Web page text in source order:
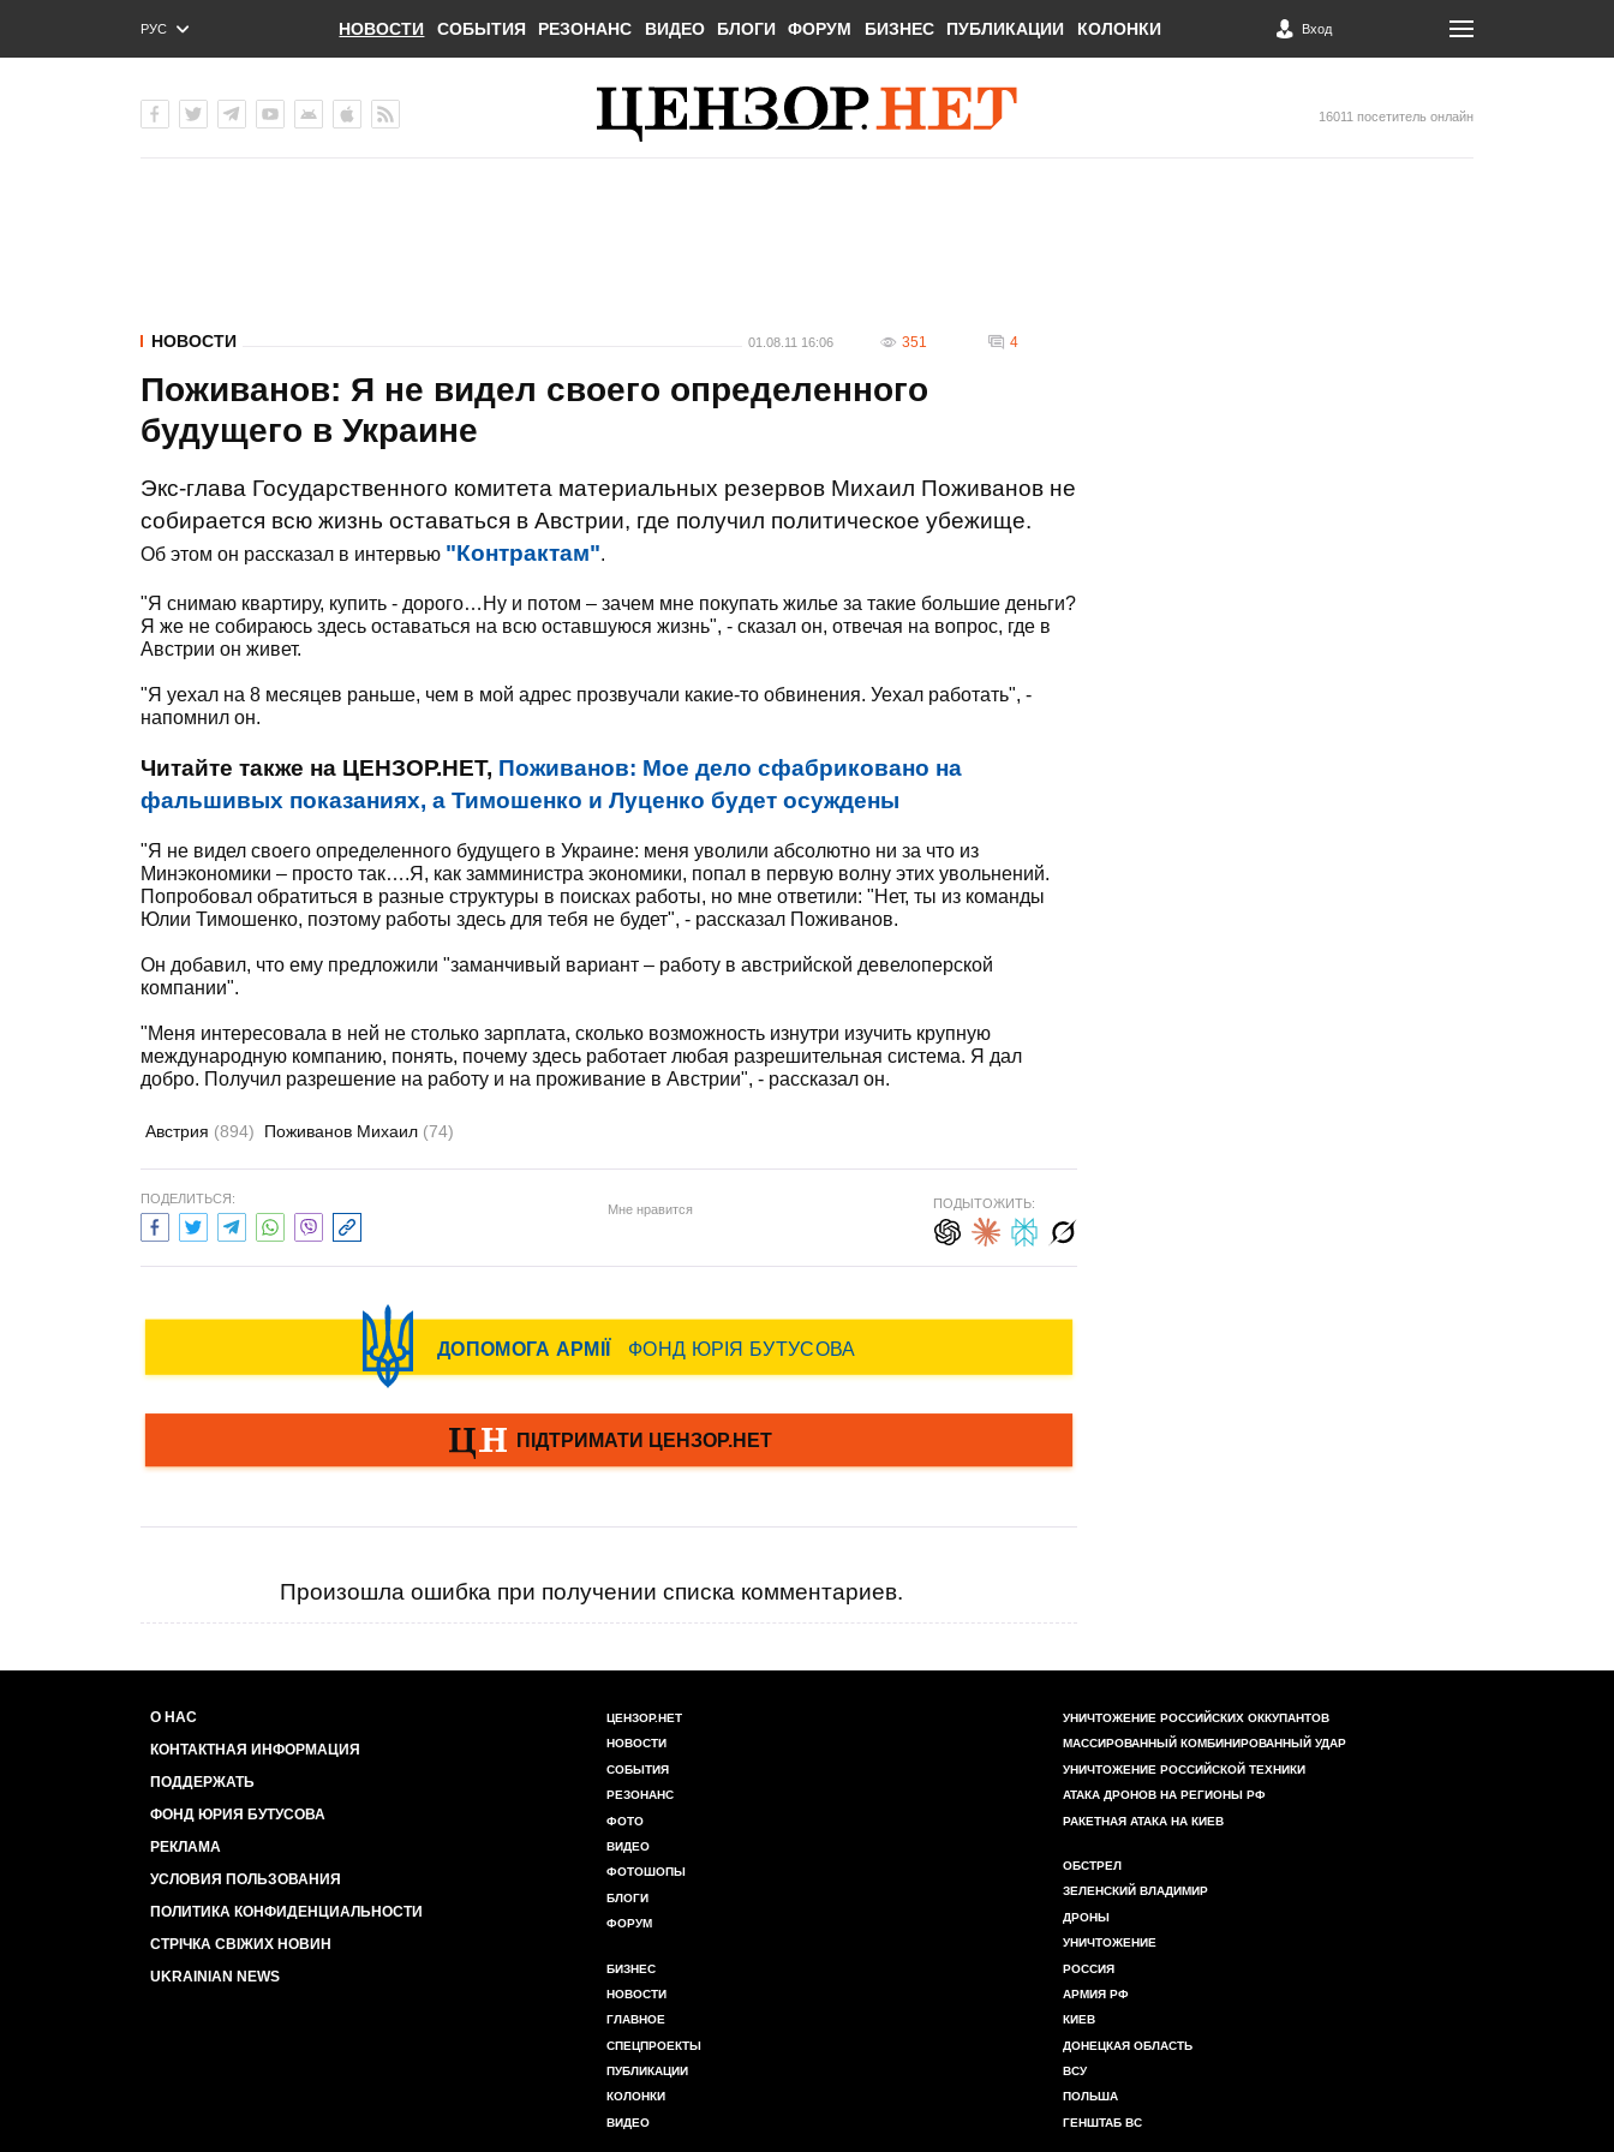
РУС
ENG
НОВОСТИ СОБЫТИЯ РЕЗОНАНС ВИДЕО БЛОГИ ФОРУМ БИЗНЕС ПУБЛИКАЦИИ КОЛОНКИ Вход
16011 посетитель онлайн
НОВОСТИ 01.08.11 16:06 351 4
Поживанов: Я не видел своего определенного
будущего в Украине
Экс-глава Государственного комитета материальных резервов Михаил Поживанов не
собирается всю жизнь оставаться в Австрии, где получил политическое убежище.
Об этом он рассказал в интервью "Контрактам".
"Я снимаю квартиру, купить - дорого…Ну и потом – зачем мне покупать жилье за такие большие деньги?
Я же не собираюсь здесь оставаться на всю оставшуюся жизнь", - сказал он, отвечая на вопрос, где в
Австрии он живет.
"Я уехал на 8 месяцев раньше, чем в мой адрес прозвучали какие-то обвинения. Уехал работать", -
напомнил он.
Читайте также на ЦЕНЗОР.НЕТ, Поживанов: Мое дело сфабриковано на
фальшивых показаниях, а Тимошенко и Луценко будет осуждены
"Я не видел своего определенного будущего в Украине: меня уволили абсолютно ни за что из
Минэкономики – просто так….Я, как замминистра экономики, попал в первую волну этих увольнений.
Попробовал обратиться в разные структуры в поисках работы, но мне ответили: "Нет, ты из команды
Юлии Тимошенко, поэтому работы здесь для тебя не будет", - рассказал Поживанов.
Он добавил, что ему предложили "заманчивый вариант – работу в австрийской девелоперской
компании".
"Меня интересовала в ней не столько зарплата, сколько возможность изнутри изучить крупную
международную компанию, понять, почему здесь работает любая разрешительная система. Я дал
добро. Получил разрешение на работу и на проживание в Австрии", - рассказал он.
Австрия (894) Поживанов Михаил (74)
ПОДЕЛИТЬСЯ:
Мне нравится ПОДЫТОЖИТЬ:
Произошла ошибка при получении списка комментариев.
О НАС
КОНТАКТНАЯ ИНФОРМАЦИЯ
ПОДДЕРЖАТЬ
ФОНД ЮРИЯ БУТУСОВА
РЕКЛАМА
УСЛОВИЯ ПОЛЬЗОВАНИЯ
ПОЛИТИКА КОНФИДЕНЦИАЛЬНОСТИ
СТРІЧКА СВІЖИХ НОВИН
UKRAINIAN NEWS
ЦЕНЗОР.НЕТ
НОВОСТИ
СОБЫТИЯ
РЕЗОНАНС
ФОТО
ВИДЕО
ФОТОШОПЫ
БЛОГИ
ФОРУМ
БИЗНЕС
НОВОСТИ
ГЛАВНОЕ
СПЕЦПРОЕКТЫ
ПУБЛИКАЦИИ
КОЛОНКИ
ВИДЕО
УНИЧТОЖЕНИЕ РОССИЙСКИХ ОККУПАНТОВ
МАССИРОВАННЫЙ КОМБИНИРОВАННЫЙ УДАР
УНИЧТОЖЕНИЕ РОССИЙСКОЙ ТЕХНИКИ
АТАКА ДРОНОВ НА РЕГИОНЫ РФ
РАКЕТНАЯ АТАКА НА КИЕВ
ОБСТРЕЛ
ЗЕЛЕНСКИЙ ВЛАДИМИР
ДРОНЫ
УНИЧТОЖЕНИЕ
РОССИЯ
АРМИЯ РФ
КИЕВ
ДОНЕЦКАЯ ОБЛАСТЬ
ВСУ
ПОЛЬША
ГЕНШТАБ ВС